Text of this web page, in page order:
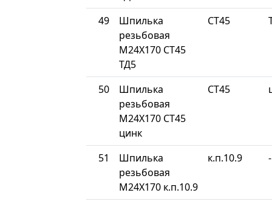
49
Шпилька
резьбовая
М24Х170 СТ45
ТД5
СТ45
50
Шпилька
резьбовая
М24Х170 СТ45
цинк
СТ45
51
Шпилька
резьбовая
М24Х170 к.п.10.9
к.п.10.9 -